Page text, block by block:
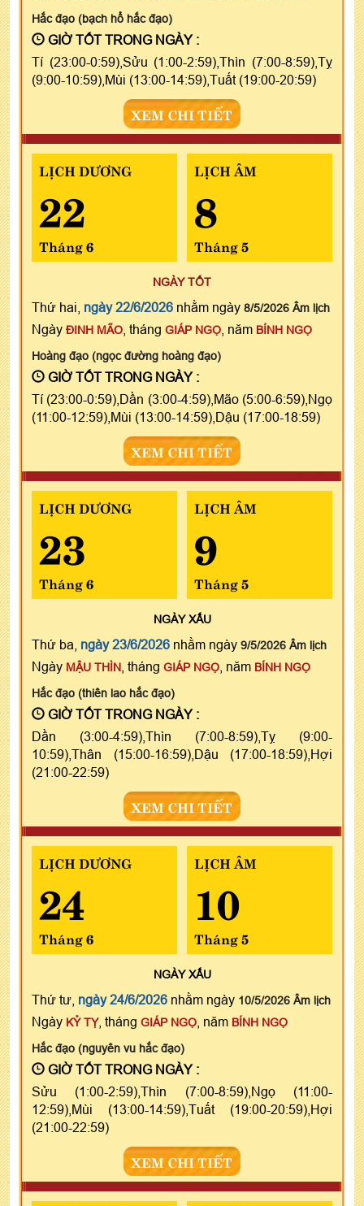
Hắc đạo (bạch hổ hắc đạo)
GIỜ TỐT TRONG NGÀY :
Tí (23:00-0:59),Sửu (1:00-2:59),Thìn (7:00-8:59),Tỵ
(9:00-10:59),Mùi (13:00-14:59),Tuất (19:00-20:59)
XEM CHI TIẾT
LỊCH DƯƠNG
22
Tháng 6
LỊCH ÂM
8
Tháng 5
NGÀY TỐT
Thứ hai, ngày 22/6/2026 nhằm ngày 8/5/2026 Âm lịch
Ngày ĐINH MÃO , tháng GIÁP NGỌ , năm BÍNH NGỌ
Hoàng đạo (ngọc đường hoàng đạo)
GIỜ TỐT TRONG NGÀY :
Tí (23:00-0:59),Dần (3:00-4:59),Mão (5:00-6:59),Ngọ
(11:00-12:59),Mùi (13:00-14:59),Dậu (17:00-18:59)
XEM CHI TIẾT
LỊCH DƯƠNG
23
Tháng 6
LỊCH ÂM
9
Tháng 5
NGÀYXẤU
Thứ ba, ngày 23/6/2026 nhằm ngày 9/5/2026 Âm lịch
Ngày MẬU THÌN , tháng GIÁP NGỌ , năm BÍNH NGỌ
Hắc đạo (thiên lao hắc đạo)
GIỜ TỐT TRONG NGÀY :
Dần (3:00-4:59),Thìn (7:00-8:59),Tỵ (9:00-
10:59),Thân (15:00-16:59),Dậu (17:00-18:59),Hợi
(21:00-22:59)
XEM CHI TIẾT
LỊCH DƯƠNG
24
Tháng 6
LỊCH ÂM
10
Tháng 5
NGÀYXẤU
Thứ tư, ngày 24/6/2026 nhằm ngày 10/5/2026 Âm lịch
Ngày KỶ TỴ, tháng GIÁP NGỌ , năm BÍNH NGỌ
Hắc đạo (nguyên vu hắc đạo)
GIỜ TỐT TRONG NGÀY :
Sửu (1:00-2:59),Thìn (7:00-8:59),Ngọ (11:00-
12:59),Mùi (13:00-14:59),Tuất (19:00-20:59),Hợi
(21:00-22:59)
XEM CHI TIẾT